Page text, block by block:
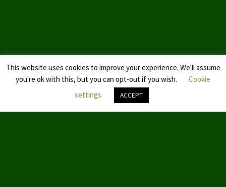
This website uses cookies to improve your experience. We'll assume
you're ok with this, but you can opt-out if you wish.
Cookie
settings
ACCEPT